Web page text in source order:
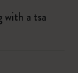
with a tsa